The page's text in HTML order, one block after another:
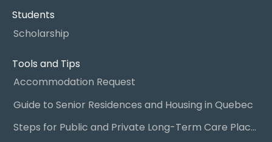
Students
Scholarship
Tools and Tips
Accommodation Request
Guide to Senior Residences and Housing in Quebec
Steps for Public and Private Long-Term Care Placement